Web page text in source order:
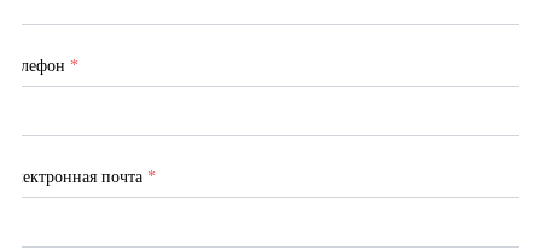
Телефон *
Электронная почта *